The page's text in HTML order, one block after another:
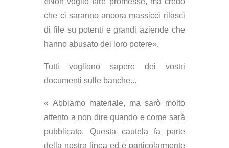
che ci saranno ancora massicci rilasci
di file su potenti e grandi aziende che
hanno abusato del loro potere».
Tutti vogliono sapere dei vostri
documenti sulle banche...
« Abbiamo materiale, ma sarò molto
attento a non dire quando e come sarà
pubblicato. Questa cautela fa parte
della nostra linea ed è particolarmente